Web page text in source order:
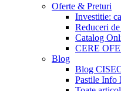
Oferte & Preturi
Investitie:
Reduceri
Catalog
CERE
Blog
Blog
Pastile Info